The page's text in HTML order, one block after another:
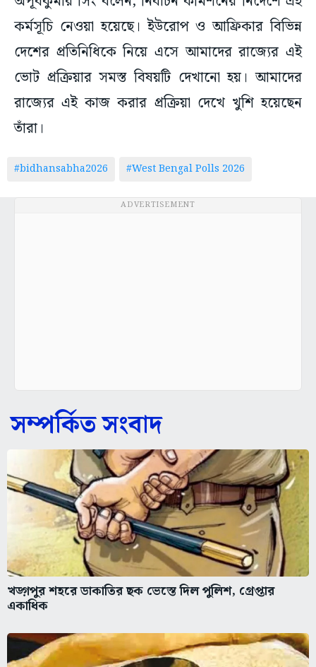
কর্মসূচি নেওয়া হয়েছে। ইউরোপ ও আফ্রিকার বিভিন্ন
দেশের প্রতিনিধিকে নিয়ে এসে আমাদের রাজ্যের এই
ভোট প্রক্রিয়ার সমস্ত বিষয়টি দেখানো হয়। আমাদের
রাজ্যের এই কাজ করার প্রক্রিয়া দেখে খুশি হয়েছেন
তাঁরা।
#bidhansabha2026 #West Bengal Polls 2026
ADVERTISEMENT
সম্পর্কিত সংবাদ
খড়্গপুর শহরে ডাকাতির ছক ভেস্তে দিল পুলিশ, গ্রেপ্তার
একাধিক